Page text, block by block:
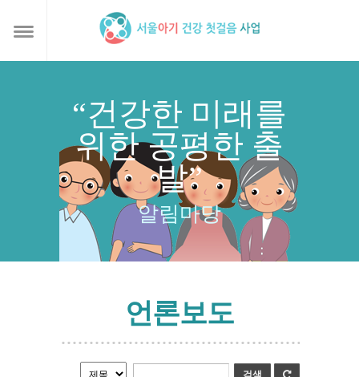
“건강한 미래를
위한 공평한 출
발”
알림마당
언론보도